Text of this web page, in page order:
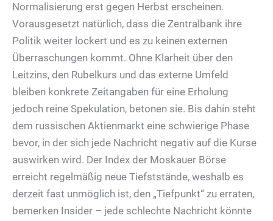
Normalisierung erst gegen Herbst erscheinen.
Vorausgesetzt natürlich, dass die Zentralbank ihre
Politik weiter lockert und es zu keinen externen
Überraschungen kommt. Ohne Klarheit über den
Leitzins, den Rubelkurs und das externe Umfeld
bleiben konkrete Zeitangaben für eine Erholung
jedoch reine Spekulation, betonen sie. Bis dahin steht
dem russischen Aktienmarkt eine schwierige Phase
bevor, in der sich jede Nachricht negativ auf die Kurse
auswirken wird. Der Index der Moskauer Börse
erreicht regelmäßig neue Tiefststände, weshalb es
derzeit fast unmöglich ist, den „Tiefpunkt“ zu erraten,
bemerken Insider – jede schlechte Nachricht könnte